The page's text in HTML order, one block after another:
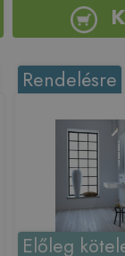
Rendelésre
Előleg